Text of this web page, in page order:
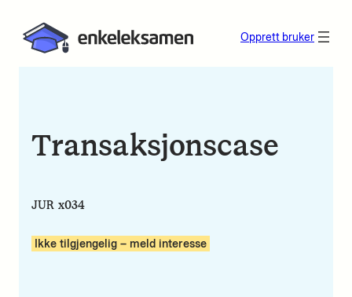
Opprett bruker
Transaksjonscase
JUR x034
Ikke tilgjengelig – meld interesse